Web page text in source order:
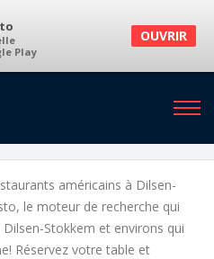
Play
OUVRIR
à Dilsen-Stokkem et
américains à Dilsen-
le moteur de recherche qui
Stokkem et environs qui
Réservez votre table et